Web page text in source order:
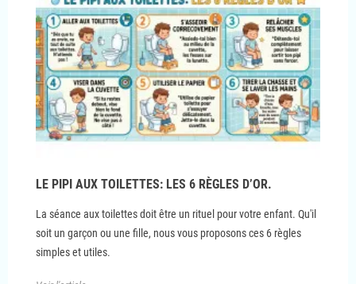
LE PIPI AUX TOILETTES: LES 6 RÈGLES D’OR.
La séance aux toilettes doit être un rituel pour votre enfant. Qu'il
soit un garçon ou une fille, nous vous proposons ces 6 règles
simples et utiles.